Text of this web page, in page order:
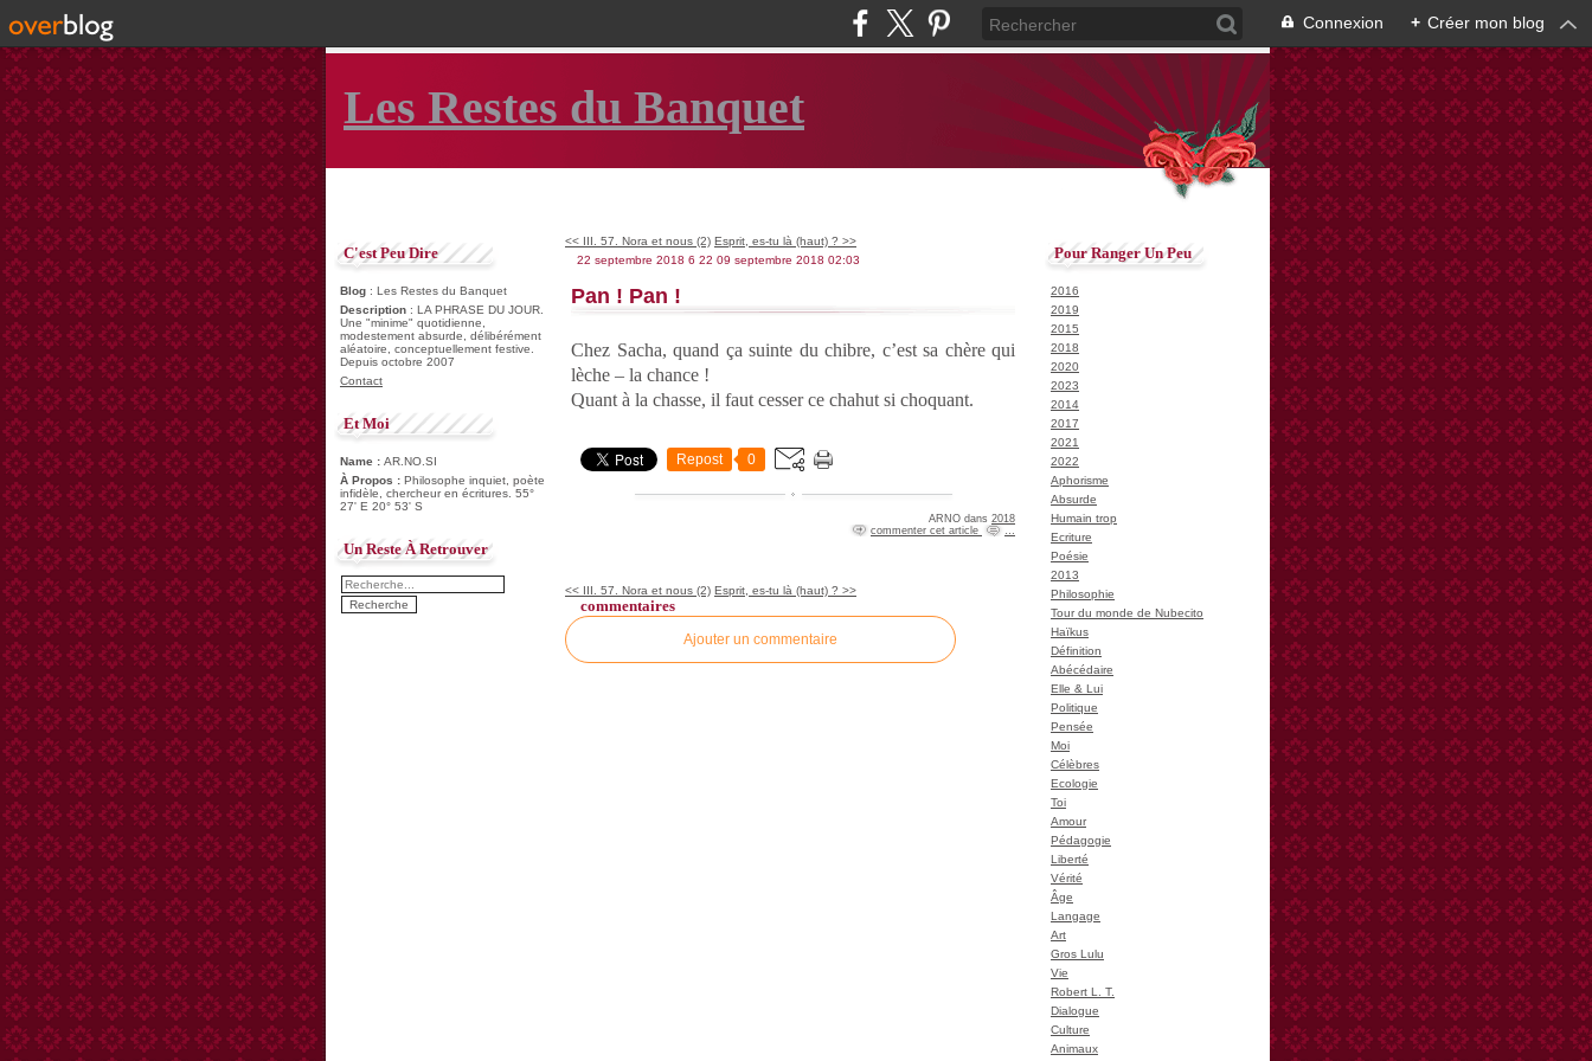
Connexion + Créer mon blog
Les Restes du Banquet
C'est Peu Dire
Blog : Les Restes du Banquet
Description : LA PHRASE DU JOUR.
Une "minime" quotidienne,
modestement absurde, délibérément
aléatoire, conceptuellement festive.
Depuis octobre 2007
Contact
Et Moi
Name : AR.NO.SI
À Propos : Philosophe inquiet, poète
infidèle, chercheur en écritures. 55°
27' E 20° 53' S
Un Reste À Retrouver
<< III. 57. Nora et nous (2) Esprit, es-tu là (haut) ? >>
22 septembre 2018 6 22 09 septembre 2018 02:03
Pan ! Pan !
Chez Sacha, quand ça suinte du chibre, c’est sa chère qui
lèche – la chance !
Quant à la chasse, il faut cesser ce chahut si choquant.
Repost 0
ARNO dans 2018
commenter cet article
<< III. 57. Nora et nous (2) Esprit, es-tu là (haut) ? >>
commentaires
Ajouter un commentaire
Pour Ranger Un Peu
2016
2019
2015
2018
2020
2023
2014
2017
2021
2022
Aphorisme
Absurde
Humain trop
Ecriture
Poésie
2013
Philosophie
Tour du monde de Nubecito
Haïkus
Définition
Abécédaire
Elle & Lui
Politique
Pensée
Moi
Célèbres
Ecologie
Toi
Amour
Pédagogie
Liberté
Vérité
Âge
Langage
Art
Gros Lulu
Vie
Robert L. T.
Dialogue
Culture
Animaux